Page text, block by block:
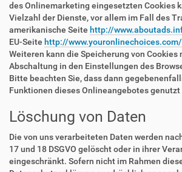
des Onlinemarketing eingesetzten Cookies
Vielzahl der Dienste, vor allem im Fall des
amerikanische Seite http://
EU-Seite http://www.youronlinechoices.com/
Weiteren kann die Speicherung von Cookies
Abschaltung in den Einstellungen des
Bitte beachten Sie, dass dann
Funktionen dieses Onlineangebotes genutzt
Löschung von Daten
Die von uns verarbeiteten Daten werden
17 und 18 DSGVO gelöscht oder in ihrer
eingeschränkt. Sofern nicht im Rahmen